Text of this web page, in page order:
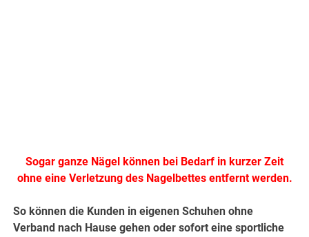
Sogar ganze Nägel können bei Bedarf in kurzer Zeit
ohne eine Verletzung des Nagelbettes entfernt werden.
So können die Kunden in eigenen Schuhen ohne
Verband nach Hause gehen oder sofort eine sportliche